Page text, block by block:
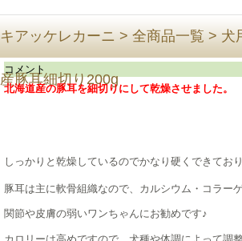
キアッケレカーニ > 全商品一覧 > 犬
産豚耳細切り200g
コメント
北海道産の豚耳を細切りにして乾燥させました。
しっかりと乾燥しているのでかなり硬くできてお
豚耳は主に軟骨組織なので、カルシウム・コラー
関節や皮膚の弱いワンちゃんにお勧めです♪